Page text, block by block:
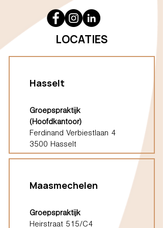
LOCATIES
Hasselt
Groepspraktijk
(Hoofdkantoor)
Ferdinand Verbiestlaan 4
3500 Hasselt
Maasmechelen
Groepspraktijk
Heirstraat 515/C4